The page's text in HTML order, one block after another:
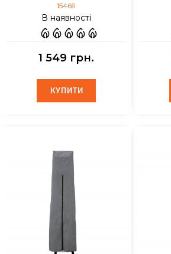
15469
В наявності
1 549 грн.
КУПИТИ
КУПИТИ